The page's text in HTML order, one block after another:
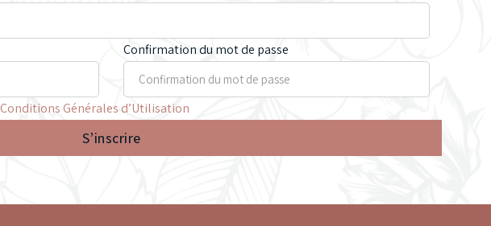
Confirmation du mot de passe
Conditions Générales d’Utilisation
S’inscrire